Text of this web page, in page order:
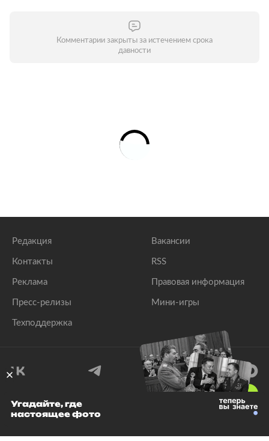
Комментарии закрыты за истечением срока
давности
Редакция
Контакты
Реклама
Пресс-релизы
Техподдержка
Вакансии
RSS
Правовая информация
Мини-игры
© 1999–2026 Все права защищены.
Угадайте, где
настоящее фото